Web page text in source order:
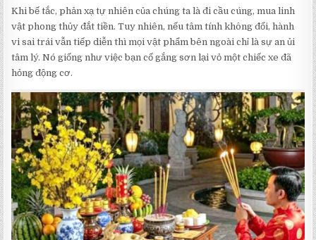
Khi bế tắc, phản xạ tự nhiên của chúng ta là đi cầu cúng, mua linh
vật phong thủy đắt tiền. Tuy nhiên, nếu tâm tính không đổi, hành
vi sai trái vẫn tiếp diễn thì mọi vật phẩm bên ngoài chỉ là sự an ủi
tâm lý. Nó giống như việc bạn cố gắng sơn lại vỏ một chiếc xe đã
hỏng động cơ.